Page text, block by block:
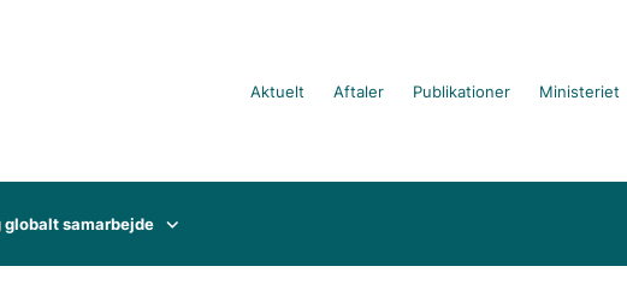
Aktuelt Aftaler Publikationer Ministeriet
globalt samarbejde